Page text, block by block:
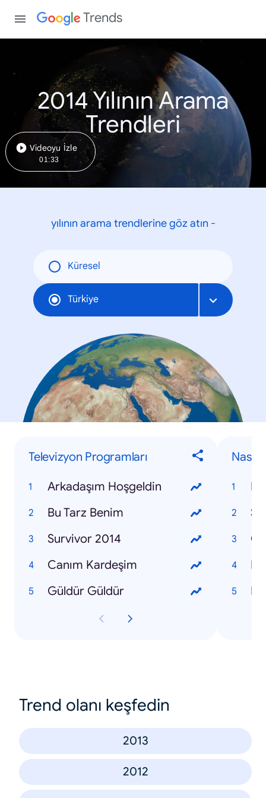
Trends
2014 Yılının Arama
Trendleri
Videoyu İzle
01:33
yılının arama trendlerine göz atın -
Küresel
Türkiye
Televizyon Programları
Arkadaşım Hoşgeldin
Bu Tarz Benim
Survivor 2014
Canım Kardeşim
Güldür Güldür
Nasıl
Trend olanı keşfedin
2013
2012